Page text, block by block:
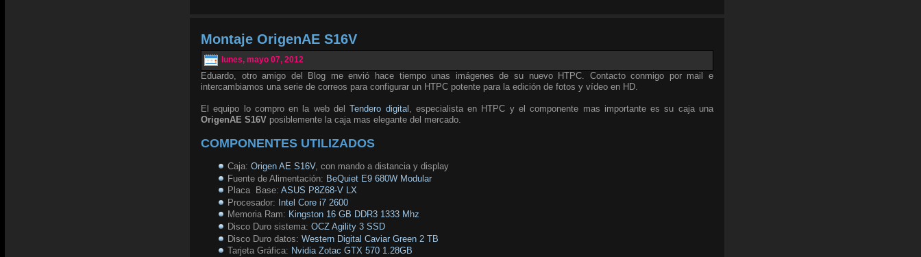
Montaje OrigenAE S16V
lunes, mayo 07, 2012
Eduardo, otro amigo del Blog me envió hace tiempo unas imágenes de su nuevo HTPC. Contacto conmigo por mail e
intercambiamos una serie de correos para configurar un HTPC potente para la edición de fotos y vídeo en HD.
El equipo lo compro en la web delTendero digital , especialista en HTPC y el componente mas importante es su caja una
OrigenAE S16V posiblemente la caja mas elegante del mercado.
COMPONENTES UTILIZADOS
Caja: Origen AE S16V, con mando a distancia y display
Fuente de Alimentación: BeQuiet E9 680W Modular
Placa Base: ASUS P8Z68-V LX
Procesador: Intel Core i7 2600
Memoria Ram: Kingston 16 GB DDR3 1333 Mhz
Disco Duro sistema: OCZ Agility 3 SSD
Disco Duro datos: Western Digital Caviar Green 2 TB
Tarjeta Gráfica: Nvidia Zotac GTX 570 1.28GB